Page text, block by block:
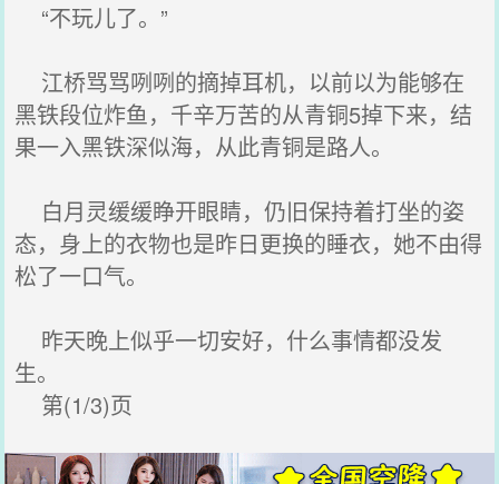
“不玩儿了。”
江桥骂骂咧咧的摘掉耳机，以前以为能够在
黑铁段位炸鱼，千辛万苦的从青铜5掉下来，结
果一入黑铁深似海，从此青铜是路人。
白月灵缓缓睁开眼睛，仍旧保持着打坐的姿
态，身上的衣物也是昨日更换的睡衣，她不由得
松了一口气。
昨天晚上似乎一切安好，什么事情都没发
生。
第(1/3)页